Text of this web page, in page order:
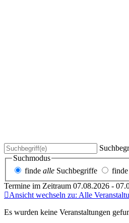
Suchmodus
finde alle Suchbegriffe finde
Termine im Zeitraum 07.08.2026 -
Ansicht wechseln zu: Alle
Es wurden keine Veranstaltungen